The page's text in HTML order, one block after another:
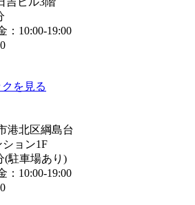
：10:00-19:00
を見る
港北区綱島台
ション1F
(駐車場あり)
：10:00-19:00